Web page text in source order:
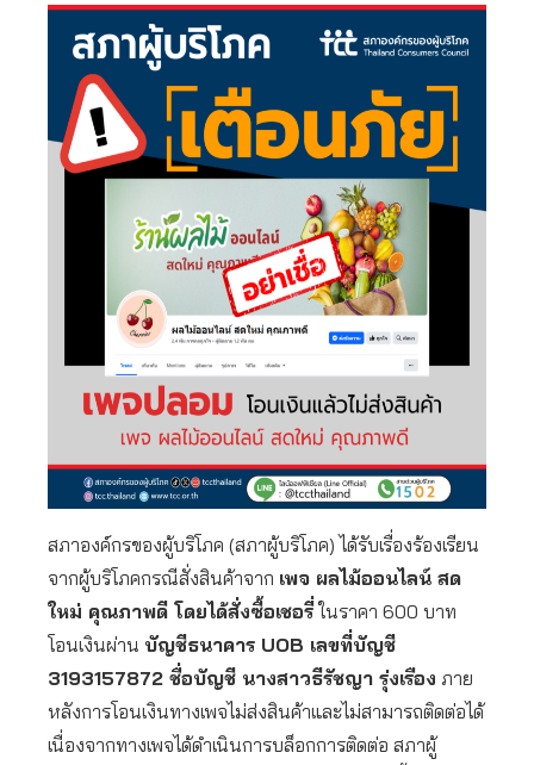
สภาองค์กรของผู้บริโภค (สภาผู้บริโภค) ได้รับเรื่องร้องเรียน
จากผู้บริโภคกรณีสั่งสินค้าจาก เพจ ผลไม้ออนไลน์ สด
ใหม่ คุณภาพดี โดยได้สั่งซื้อเชอรี่ในราคา 600 บาท
โอนเงินผ่าน บัญชีธนาคาร UOB เลขที่บัญชี
3193157872 ชื่อบัญชี นางสาวธีรัชญา รุ่งเรือง ภาย
หลังการโอนเงินทางเพจไม่ส่งสินค้าและไม่สามารถติดต่อได้
เนื่องจากทางเพจได้ดำเนินการบล็อกการติดต่อ สภาผู้